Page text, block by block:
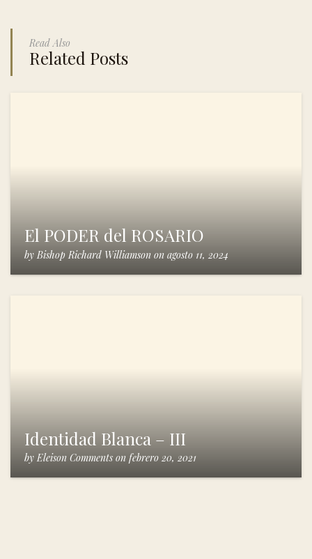
Read Also
Related Posts
El PODER del ROSARIO
by Bishop Richard Williamson on agosto 11, 2024
Identidad Blanca – III
by Eleison Comments on febrero 20, 2021